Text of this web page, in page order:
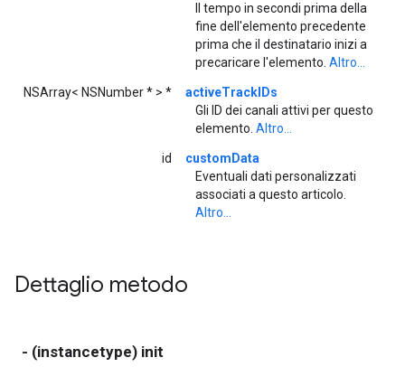
Il tempo in secondi prima della
fine dell'elemento precedente
prima che il destinatario inizi a
precaricare l'elemento. Altro...
NSArray< NSNumber * > *
activeTrackIDs
Gli ID dei canali attivi per questo
elemento. Altro...
id
customData
Eventuali dati personalizzati
associati a questo articolo.
Altro...
Dettaglio metodo
- (instancetype) init